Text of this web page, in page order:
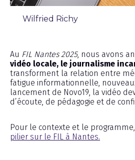
Wilfried Richy
Au FIL Nantes 2025, nous avons
vidéo locale, le journalisme
transforment la relation entre
fatigue informationnelle,
lancement de Novo19, la vidéo
d’écoute, de pédagogie et de
Pour le contexte et le
pilier sur le FIL à Nantes.